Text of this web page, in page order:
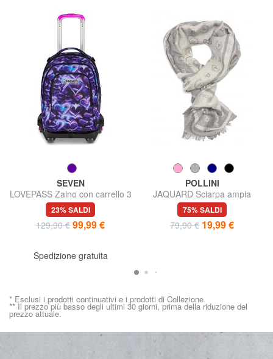
SEVEN
LOVEPASS Zaino con carrello 3
in 1
23% SALDI
129,90 € 99,99 €
Spedizione gratuita
POLLINI
JAQUARD Sciarpa ampia
75% SALDI
79,90 € 19,99 €
* Esclusi i prodotti continuativi e i prodotti di Collezione
** Il prezzo più basso degli ultimi 30 giorni, prima della riduzione del
prezzo attuale.